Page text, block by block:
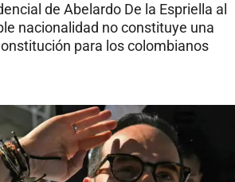
de Abelardo De la Espriella al
nacionalidad no constituye una
para los colombianos